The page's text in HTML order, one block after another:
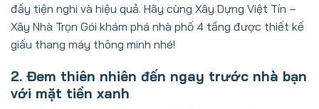
đầy tiện nghi và hiệu quả. Hãy cùng Xây Dựng Việt Tín –
Xây Nhà Trọn Gói khám phá nhà phố 4 tầng được thiết kế
giấu thang máy thông minh nhé!
2. Đem thiên nhiên đến ngay trước nhà bạn
với mặt tiền xanh